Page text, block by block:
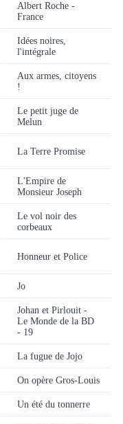
Albert Roche -
France
Idées noires,
l'intégrale
Aux armes, citoyens
!
Le petit juge de
Melun
La Terre Promise
L'Empire de
Monsieur Joseph
Le vol noir des
corbeaux
Honneur et Police
Jo
Johan et Pirlouit -
Le Monde de la BD
- 19
La fugue de Jojo
On opère Gros-Louis
Un été du tonnerre